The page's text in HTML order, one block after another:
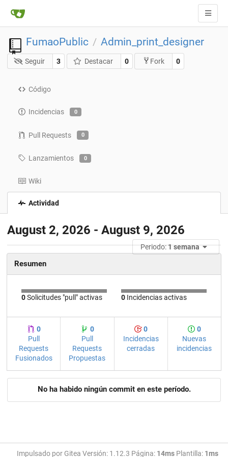
FumaoPublic / Admin_print_designer
Seguir 3 Destacar 0 Fork 0
Código
Incidencias 0
Pull Requests 0
Lanzamientos 0
Wiki
Actividad
August 2, 2026 - August 9, 2026
Periodo:1 semana
Resumen
0Solicitudes "pull" activas 0 Incidencias activas
0
Pull
Requests
Fusionados
0
Pull
Requests
Propuestas
0
Incidencias
cerradas
0
Nuevas
incidencias
No ha habido ningún commit en este período.
Impulsado por Gitea Versión: 1.12.3 Página: 14ms Plantilla: 1ms